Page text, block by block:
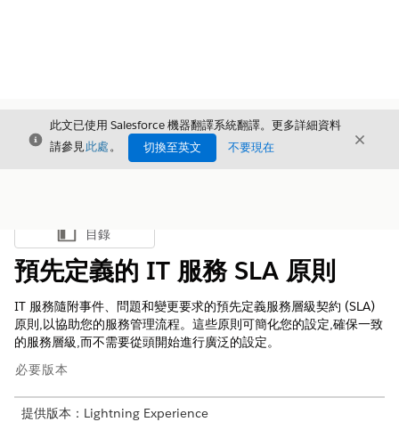
結束
此文已使用 Salesforce 機器翻譯系統翻譯。更多詳細資料
請參見此處。 切換至英文 不要現在 結束
顯示目錄
目錄
預先定義的 IT 服務 SLA 原則
IT 服務隨附事件、問題和變更要求的預先定義服務層級契約 (SLA)
原則,以協助您的服務管理流程。這些原則可簡化您的設定,確保一致
的服務層級,而不需要從頭開始進行廣泛的設定。
必要版本
提供版本：Lightning Experience